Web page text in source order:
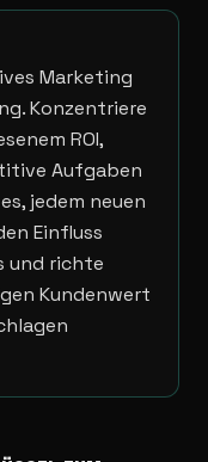
Marketing
Konzentriere
ROI,
Aufgaben
jedem neuen
Einfluss
und richte
Kundenwert